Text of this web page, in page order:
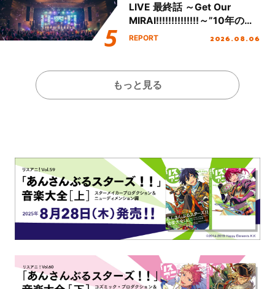
LIVE 最終話 ～Get Our
MIRAI!!!!!!!!!!!!!!～”10年の活
動を経てファイナルを迎える
REPORT 2026.08.06
もっと見る